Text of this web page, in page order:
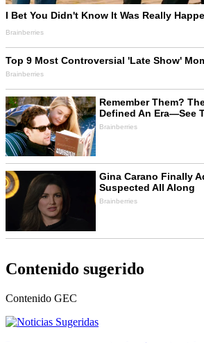
Contenido sugerido
Contenido GEC